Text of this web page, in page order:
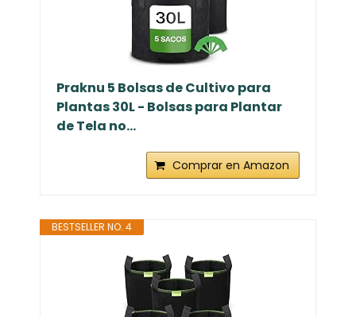
Praknu 5 Bolsas de Cultivo para
Plantas 30L - Bolsas para Plantar
de Tela no...
Comprar en Amazon
BESTSELLER NO. 4